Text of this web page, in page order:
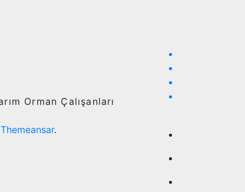
Orman Çalışanları
Themeansar.